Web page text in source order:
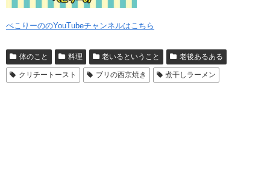
ぺこりーののYouTubeチャンネルはこちら
体のこと 料理 老いるということ 老後あるある
クリチートースト ブリの西京焼き 煮干しラーメン